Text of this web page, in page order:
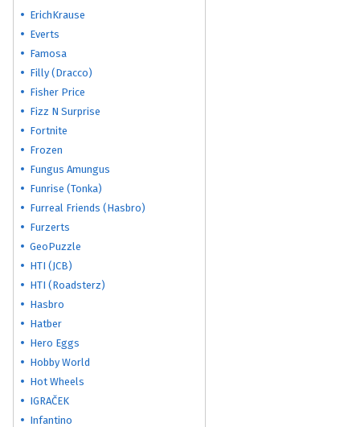
ErichKrause
Everts
Famosa
Filly (Dracco)
Fisher Price
Fizz N Surprise
Fortnite
Frozen
Fungus Amungus
Funrise (Tonka)
Furreal Friends (Hasbro)
Furzerts
GeoPuzzle
HTI (JCB)
HTI (Roadsterz)
Hasbro
Hatber
Hero Eggs
Hobby World
Hot Wheels
IGRAČEK
Infantino